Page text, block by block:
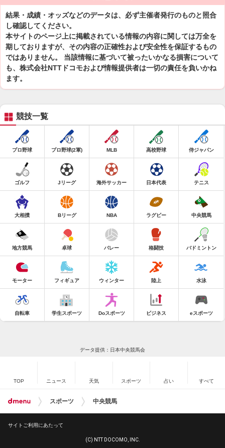
結果・成績・オッズなどのデータは、必ず主催者発行のものと照合
し確認してください。
本サイトのページ上に掲載されている情報の内容に関しては万全を
期しておりますが、その内容の正確性および安全性を保証するもの
ではありません。 当該情報に基づいて被ったいかなる損害について
も、株式会社NTTドコモおよび情報提供者は一切の責任を負いかね
ます。
競技一覧
プロ野球 プロ野球(2軍) MLB 高校野球 侍ジャパン
ゴルフ Jリーグ 海外サッカー 日本代表 テニス
大相撲 Bリーグ NBA ラグビー 中央競馬
地方競馬 卓球 バレー 格闘技 バドミントン
モーター フィギュア ウィンター 陸上 水泳
自転車 学生スポーツ Doスポーツ ビジネス eスポーツ
データ提供：日本中央競馬会
TOP ニュース 天気 スポーツ 占い すべて
スポーツ 中央競馬
サイトご利用にあたって
(C) NTT DOCOMO, INC.